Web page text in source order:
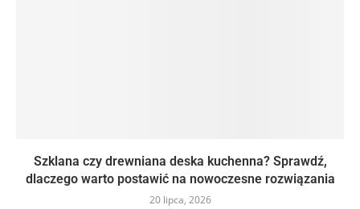
Szklana czy drewniana deska kuchenna? Sprawdź,
dlaczego warto postawić na nowoczesne rozwiązania
20 lipca, 2026